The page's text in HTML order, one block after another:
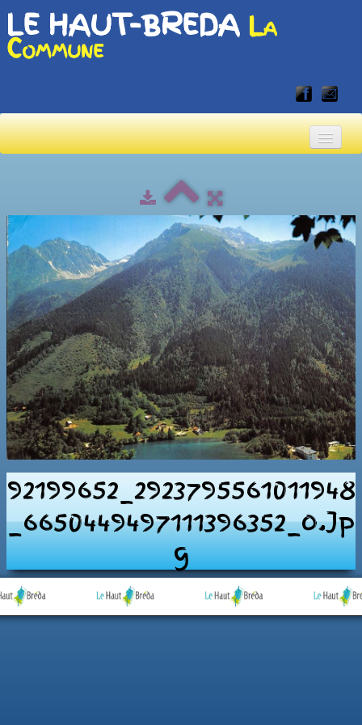
LE HAUT-BREDALa
Commune
Accueil touristique
Vivre en Haut-Bréda▼
Albums▼
92199652_2923795561011948
_6650449497111396352_o.jp
G